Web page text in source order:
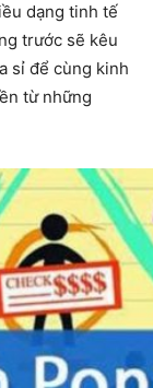
dạng tinh tế
trước sẽ kêu
sỉ để cùng kinh
từ những